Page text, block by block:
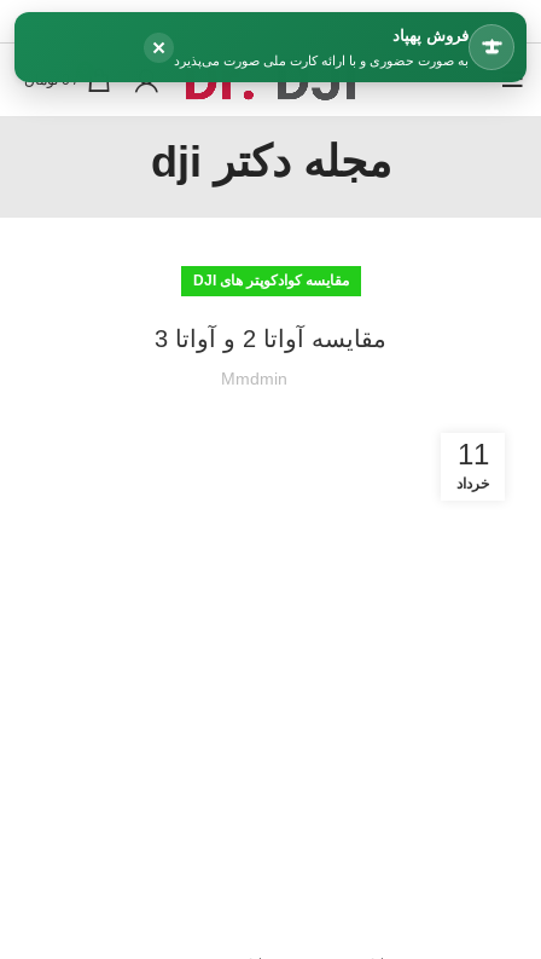
فروش پهپاد
به صورت حضوری و با ارائه کارت ملی صورت می‌پذیرد
×
/
0 تومان
مجله دکتر dji
مقایسه کوادکوپتر های DJI
مقایسه آواتا 2 و آواتا 3
Mmdmin
11
خرداد